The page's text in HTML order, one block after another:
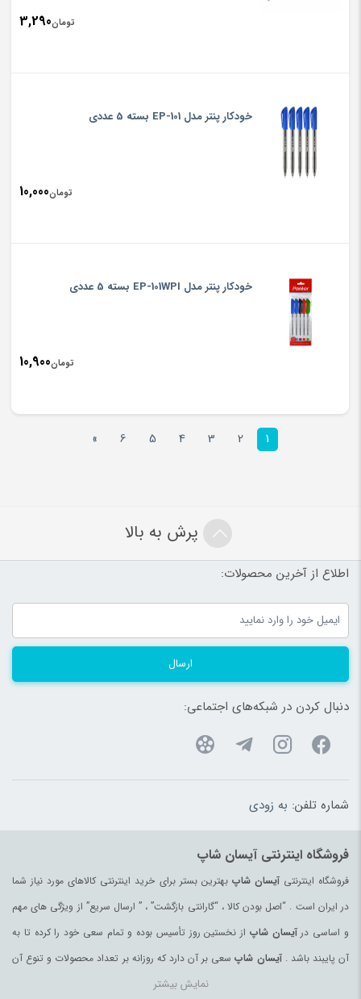
تومان3,290
خودکار پنتر مدل EP-101 بسته 5 عددی
تومان10,000
خودکار پنتر مدل EP-101WPI بسته 5 عددی
تومان10,900
1
2
3
4
5
6
»
پرش به بالا
اطلاع از آخرین محصولات:
ارسال
دنبال کردن در شبکه‌های اجتماعی:
شماره تلفن: به زودی
فروشگاه اینترنتی آیسان شاپ
فروشگاه اینترنتیآیسان شاپبهترین بستر برای خرید اینترنتی کالاهای مورد نیاز شما
در ایران است . “اصل بودن کالا ، “گارانتی بازگشت” ، ” ارسال سریع” از ویژگی های مهم
و اساسی درآیسان شاپ از نخستین روز تأسیس بوده و تمام سعی خود را کرده تا به
آن پایبند باشد .آیسان شاپ سعی بر آن دارد که روزانه بر تعداد محصولات و تنوع آن
بیفزاید تا بتواند نیاز همه ی افراد با هر نوع سلیقه را در خرید محصولات اینترنتی مرتفع
نمایش بیشتر